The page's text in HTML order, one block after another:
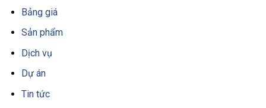
Bảng giá
Sản phẩm
Dịch vụ
Dự án
Tin tức